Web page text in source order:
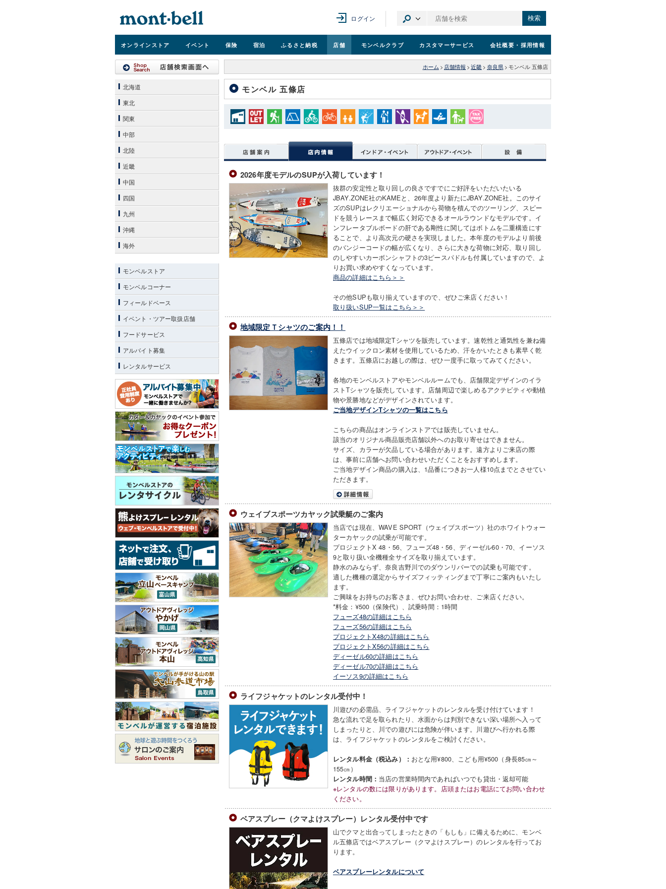
ログイン 検索
オンラインストア イベント 保険 宿泊 ふるさと納税 店舗 モンベルクラブ カスタマーサービス 会社概要 ・採用情報
ホーム > 店舗情報 > 近畿 > 奈良県 > モンベル 五條店
モンベル 五條店
2026年度モデルのSUPが入荷しています！
抜群の安定性と取り回しの良さですでにご好評をいただいたいる
JBAY.ZONE社のKAMEと、26年度より新たにJBAY.ZONE社。このサイ
ズのSUPはレクリエーショナルから荷物を積んでのツーリング、スピー
ドを競うレースまで幅広く対応できるオールラウンドなモデルです。イ
ンフレータブルボードの肝である剛性に関してはボトムを二重構造にす
ることで、より高次元の硬さを実現しました。本年度のモデルより前後
のバンジーコードの幅が広くなり、さらに大きな荷物に対応、取り回し
のしやすいカーボンシャフトの3ピースパドルも付属していますので、よ
りお買い求めやすくなっています。
商品の詳細はこちら＞＞
その他SUPも取り揃えていますので、ぜひご来店ください！
取り扱いSUP一覧はこちら＞＞
地域限定Ｔシャツのご案内！！
五條店では地域限定Tシャツを販売しています。速乾性と通気性を兼ね備
えたウイックロン素材を使用しているため、汗をかいたときも素早く乾
きます。五條店にお越しの際は、ぜひ一度手に取ってみてください。
各地のモンベルストアやモンベルルームでも、店舗限定デザインのイラ
ストTシャツを販売しています。店舗周辺で楽しめるアクテビティや動植
物や景勝地などがデザインされています。
ご当地デザインTシャツの一覧はこちら
こちらの商品はオンラインストアでは販売していません。
該当のオリジナル商品販売店舗以外へのお取り寄せはできません。
サイズ、カラーが欠品している場合があります。遠方よりご来店の際
は、事前に店舗へお問い合わせいただくことをおすすめします。
ご当地デザイン商品の購入は、1品番につきお一人様10点までとさせてい
ただきます。
ウェイブスポーツカヤック試乗艇のご案内
当店では現在、WAVE SPORT（ウェイブスポーツ）社のホワイトウォー
ターカヤックの試乗が可能です。
プロジェクトX 48・56、フューズ48・56、ディーゼル60・70、イーソス
9と取り扱い全機種全サイズを取り揃えています。
静水のみならず、奈良吉野川でのダウンリバーでの試乗も可能です。
適した機種の選定からサイズフィッティングまで丁寧にご案内もいたし
ます。
ご興味をお持ちのお客さま、ぜひお問い合わせ、ご来店ください。
*料金：¥500（保険代）、試乗時間：1時間
フューズ48の詳細はこちら
フューズ56の詳細はこちら
プロジェクトX48の詳細はこちら
プロジェクトX56の詳細はこちら
ディーゼル60の詳細はこちら
ディーゼル70の詳細はこちら
イーソス9の詳細はこちら
ライフジャケットのレンタル受付中！
川遊びの必需品、ライフジャケットのレンタルを受け付けています！
急な流れで足を取られたり、水面からは判別できない深い場所へ入って
しまったりと、川での遊びには危険が伴います。川遊びへ行かれる際
は、ライフジャケットのレンタルをご検討ください。
レンタル料金（税込み）： おとな用¥800、こども用¥500（身長85㎝～
155㎝）
レンタル時間： 当店の営業時間内であればいつでも貸出・返却可能
※レンタルの数には限りがあります。店頭またはお電話にてお問い合わせ
ください。
ベアスプレー（クマよけスプレー）レンタル受付中です
山でクマと出合ってしまったときの「もしも」に備えるために、モンベ
ル五條店ではベアスプレー（クマよけスプレー）のレンタルを行ってお
ります。
ベアスプレーレンタルについて
北海道
東北
関東
中部
北陸
近畿
中国
四国
九州
沖縄
海外
モンベルストア
モンベルコーナー
フィールドベース
イベント・ツアー取扱店舗
フードサービス
アルバイト募集
レンタルサービス